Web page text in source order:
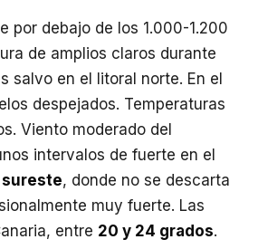
por debajo de los 1.000-1.200
de amplios claros durante
salvo en el litoral norte. En el
despejados. Temperaturas
Viento moderado del
intervalos de fuerte en el
, donde no se descarta
muy fuerte. Las
entre 20 y 24 grados.